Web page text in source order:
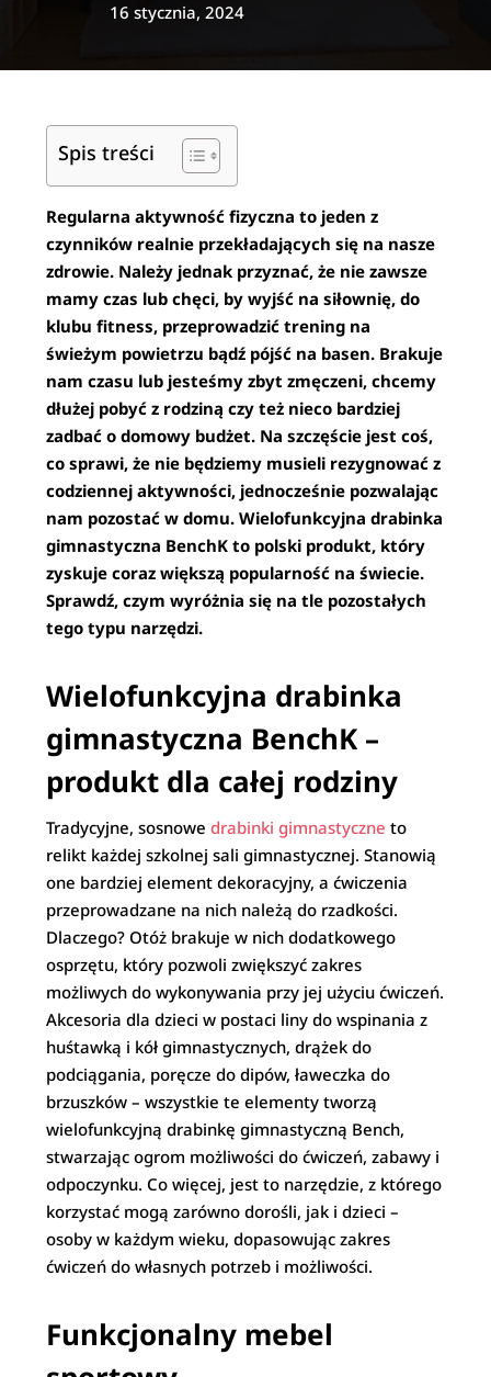
16 stycznia, 2024
Spis treści
Regularna aktywność fizyczna to jeden z
czynników realnie przekładających się na nasze
zdrowie. Należy jednak przyznać, że nie zawsze
mamy czas lub chęci, by wyjść na siłownię, do
klubu fitness, przeprowadzić trening na
świeżym powietrzu bądź pójść na basen. Brakuje
nam czasu lub jesteśmy zbyt zmęczeni, chcemy
dłużej pobyć z rodziną czy też nieco bardziej
zadbać o domowy budżet. Na szczęście jest coś,
co sprawi, że nie będziemy musieli rezygnować z
codziennej aktywności, jednocześnie pozwalając
nam pozostać w domu. Wielofunkcyjna drabinka
gimnastyczna BenchK to polski produkt, który
zyskuje coraz większą popularność na świecie.
Sprawdź, czym wyróżnia się na tle pozostałych
tego typu narzędzi.
Wielofunkcyjna drabinka
gimnastyczna BenchK –
produkt dla całej rodziny
Tradycyjne, sosnowedrabinki gimnastyczne to
relikt każdej szkolnej sali gimnastycznej. Stanowią
one bardziej element dekoracyjny, a ćwiczenia
przeprowadzane na nich należą do rzadkości.
Dlaczego? Otóż brakuje w nich dodatkowego
osprzętu, który pozwoli zwiększyć zakres
możliwych do wykonywania przy jej użyciu ćwiczeń.
Akcesoria dla dzieci w postaci liny do wspinania z
huśtawką i kół gimnastycznych, drążek do
podciągania, poręcze do dipów, ławeczka do
brzuszków – wszystkie te elementy tworzą
wielofunkcyjną drabinkę gimnastyczną Bench,
stwarzając ogrom możliwości do ćwiczeń, zabawy i
odpoczynku. Co więcej, jest to narzędzie, z którego
korzystać mogą zarówno dorośli, jak i dzieci –
osoby w każdym wieku, dopasowując zakres
ćwiczeń do własnych potrzeb i możliwości.
Funkcjonalny mebel